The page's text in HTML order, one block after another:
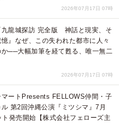
2026年07月17日 07時
九龍城探訪 完全版 神話と現実、そ
』なぜ、この失われた都市に人々
か──大幅加筆を経て甦る、唯一無二
2026年07月17日 07時
ートPresents FELLOWS仲間・子
第2回沖縄公演『ミツシマ』7月
ト発売開始【株式会社フェローズ主